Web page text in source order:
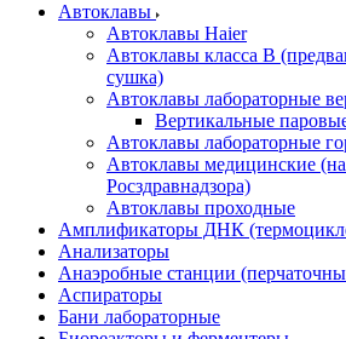
Автоклавы
Автоклавы Haier
Автоклавы класса B
сушка)
Автоклавы лабораторные
Вертикальные
Автоклавы лабораторные
Автоклавы медицинские
Росздравнадзора)
Автоклавы проходные
Амплификаторы ДНК
Анализаторы
Анаэробные станции
Аспираторы
Бани лабораторные